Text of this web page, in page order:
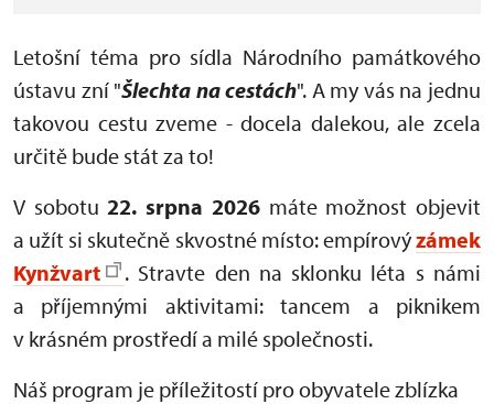
Letošní téma pro sídla Národního památkového
ústavu zní "Šlechta na cestách". A my vás na jednu
takovou cestu zveme - docela dalekou, ale zcela
určitě bude stát za to!
V sobotu 22. srpna 2026máte možnost objevit
a užít si skutečně skvostné místo: empírovýzámek
Kynžvart
. Stravte den na sklonku léta s námi
a příjemnými aktivitami: tancem a piknikem
v krásném prostředí a milé společnosti.
Náš program je příležitostí pro obyvatele zblízka